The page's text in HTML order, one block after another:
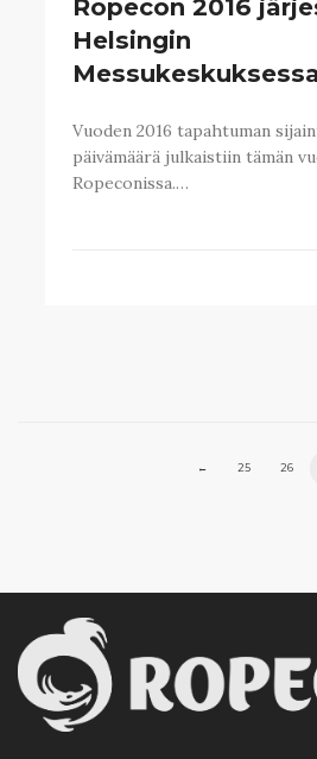
Ropecon 2016
Helsingin
Vuoden 2016 tapahtuman
päivämäärä julkaistiin tämän
Ropeconissa.…
← 25 26